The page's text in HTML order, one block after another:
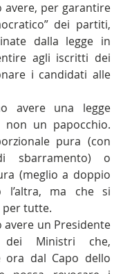
dei partiti,
dalla legge in
agli iscritti dei
i candidati alle
non un papocchio.
pura (con
sbarramento) o
(meglio a doppio
l’altra, ma che si
per tutte.
dei Ministri che,
ora dal Capo dello